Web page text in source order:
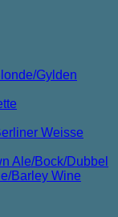
Gylden
Weisse
Ale/Bock/Dubbel
Barley Wine